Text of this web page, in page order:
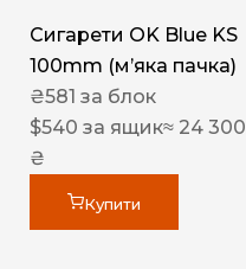
Сигарети OK Blue KS
100mm (м’яка пачка)
₴581 за блок
$540 за ящик≈ 24 300
₴
Купити